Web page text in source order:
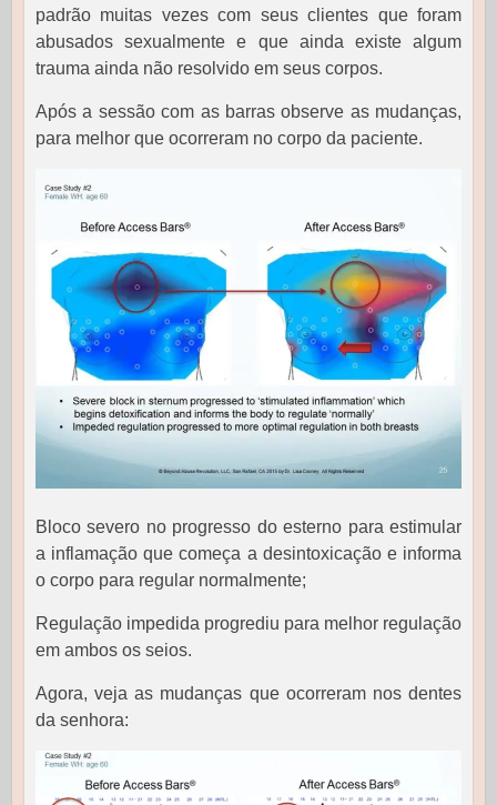
padrão muitas vezes com seus clientes que foram
abusados sexualmente e que ainda existe algum
trauma ainda não resolvido em seus corpos.
Após a sessão com as barras observe as mudanças,
para melhor que ocorreram no corpo da paciente.
Bloco severo no progresso do esterno para estimular
a inflamação que começa a desintoxicação e informa
o corpo para regular normalmente;
Regulação impedida progrediu para melhor regulação
em ambos os seios.
Agora, veja as mudanças que ocorreram nos dentes
da senhora: